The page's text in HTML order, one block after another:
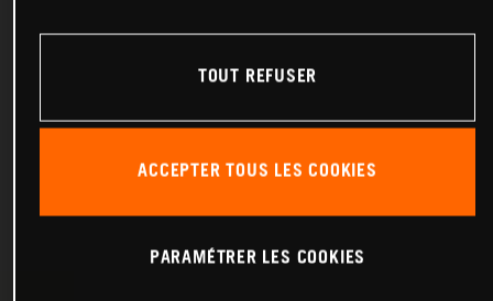
TOUT REFUSER
ACCEPTER TOUS LES COOKIES
PARAMÉTRER LES COOKIES